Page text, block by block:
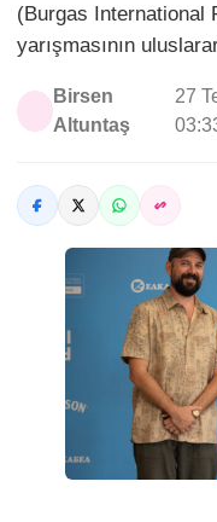
(Burgas International
yarışmasının
Birsen
Altuntaş
27